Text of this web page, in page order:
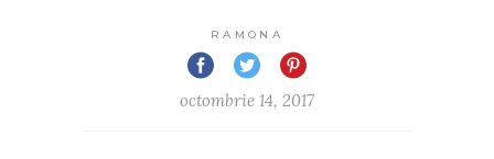
RAMONA
octombrie 14, 2017